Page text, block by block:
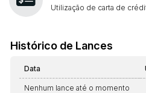
Utilização de carta de
Histórico de Lances
Data
Nenhum lance até o momento